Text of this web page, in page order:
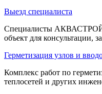
Выезд специалиста
Специалисты АКВАСТРОЙ
объект для консультации,
Герметизация узлов и
Комплекс работ по
теплосетей и других